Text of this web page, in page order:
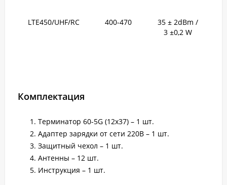
LTE450/UHF/RC 400-470
35 ± 2dBm /
3 ±0,2 W
Комплектация
Терминатор 60-5G (12х37) – 1 шт.
Адаптер зарядки от сети 220В – 1 шт.
Защитный чехол – 1 шт.
Антенны – 12 шт.
Инструкция – 1 шт.